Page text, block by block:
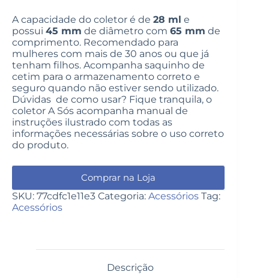
A capacidade do coletor é de 28 ml e
possui 45 mm de diâmetro com 65 mm de
comprimento. Recomendado para
mulheres com mais de 30 anos ou que já
tenham filhos. Acompanha saquinho de
cetim para o armazenamento correto e
seguro quando não estiver sendo utilizado.
Dúvidas de como usar? Fique tranquila, o
coletor A Sós acompanha manual de
instruções ilustrado com todas as
informações necessárias sobre o uso correto
do produto.
Comprar na Loja
SKU: 77cdfc1e11e3 Categoria: Acessórios Tag:
Acessórios
Descrição